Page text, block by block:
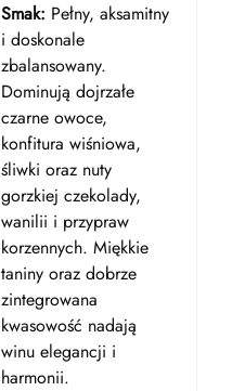
Smak: Pełny, aksamitny
i doskonale
zbalansowany.
Dominują dojrzałe
czarne owoce,
konfitura wiśniowa,
śliwki oraz nuty
gorzkiej czekolady,
wanilii i przypraw
korzennych. Miękkie
taniny oraz dobrze
zintegrowana
kwasowość nadają
winu elegancji i
harmonii.